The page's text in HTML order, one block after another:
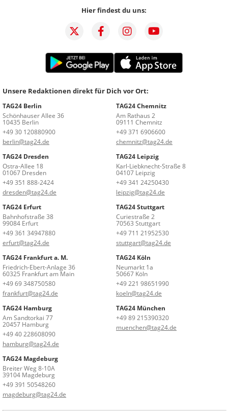
Hier findest du uns:
Unsere Redaktionen direkt für Dich vor Ort:
TAG24 Berlin
Schönhauser Allee 36
10435 Berlin
+49 30 120880900
berlin@tag24.de
TAG24 Chemnitz
Am Rathaus 2
09111 Chemnitz
+49 371 6906600
chemnitz@tag24.de
TAG24 Dresden
Ostra-Allee 18
01067 Dresden
+49 351 888-2424
dresden@tag24.de
TAG24 Leipzig
Karl-Liebknecht-Straße 8
04107 Leipzig
+49 341 24250430
leipzig@tag24.de
TAG24 Erfurt
Bahnhofstraße 38
99084 Erfurt
+49 361 34947880
erfurt@tag24.de
TAG24 Stuttgart
Curiestraße 2
70563 Stuttgart
+49 711 21952530
stuttgart@tag24.de
TAG24 Frankfurt a. M.
Friedrich-Ebert-Anlage 36
60325 Frankfurt am Main
+49 69 348750580
frankfurt@tag24.de
TAG24 Köln
Neumarkt 1a
50667 Köln
+49 221 98651990
koeln@tag24.de
TAG24 Hamburg
Am Sandtorkai 77
20457 Hamburg
+49 40 228608090
hamburg@tag24.de
TAG24 München
+49 89 215390320
muenchen@tag24.de
TAG24 Magdeburg
Breiter Weg 8-10A
39104 Magdeburg
+49 391 50548260
magdeburg@tag24.de